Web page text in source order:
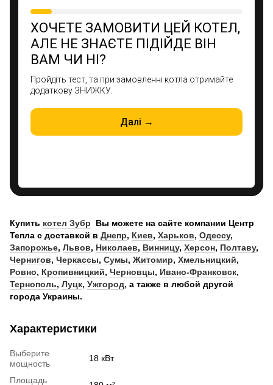
Купить котел Зубр
Вы можете на сайте компании Центр
Тепла с доставкой в Днепр, Киев, Харьков, Одессу,
Запорожье, Львов, Николаев, Винницу, Херсон, Полтаву,
Чернигов, Черкассы, Сумы, Житомир, Хмельницкий,
Ровно, Кропивницкий, Черновцы, Ивано-Франковск,
Тернополь, Луцк, Ужгород, а также в любой другой
города Украины.
Характеристики
Выберите
мощность
18 кВт
Площадь